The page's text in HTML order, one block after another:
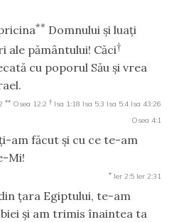
** Domnului şi luaţi
ale pământului! Căci†
cu poporul Său şi vrea
** Osea 12:2 † Isa 1:18 Isa 5:3 Isa 5:4 Isa 43:26
Osea 4:1
am făcut şi cu ce te-am
Mi!
* Ier 2:5 Ier 2:31
ţara Egiptului, te-am
şi am trimis înaintea ta